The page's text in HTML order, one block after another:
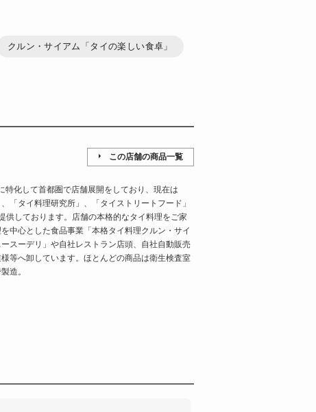
クルン・サイアム「タイの楽しい食卓」
この店舗の商品一覧
特化して首都圏で店舗展開をしており、現在は
「タイ料理研究所」、「タイストリートフード」
供しております。店舗の本格的なタイ料理をご家
中心とした食品事業「本格タイ料理クルン・サイ
スーデリ」や自社レストラン店頭、自社自動販売
等へ卸しています。ほとんどの商品は衛生検査室
造。